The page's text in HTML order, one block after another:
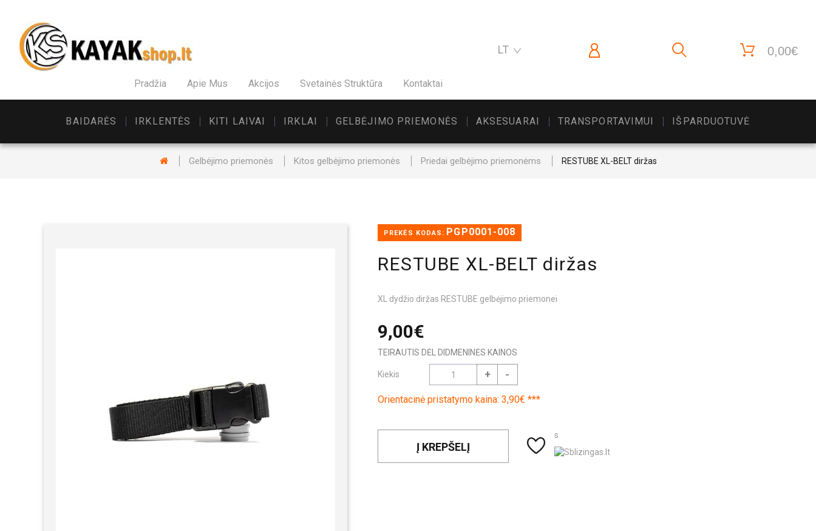
0,00€
LT
Pradžia Apie Mus Akcijos Svetainės Struktūra Kontaktai
BAIDARĖS IRKLENTĖS KITI LAIVAI IRKLAI GELBĖJIMO PRIEMONĖS AKSESUARAI TRANSPORTAVIMUI IŠPARDUOTUVĖ
Gelbėjimo priemonės Kitos gelbėjimo priemonės Priedai gelbėjimo priemonėms RESTUBE XL-BELT diržas
PREKĖS KODAS: PGP0001-008
RESTUBE XL-BELT diržas
XL dydžio diržas RESTUBE gelbėjimo priemonei
9,00€
TEIRAUTIS DĖL DIDMENINĖS KAINOS
Kiekis + -
Orientacinė pristatymo kaina: 3,90€ ***
Į KREPŠELĮ
s